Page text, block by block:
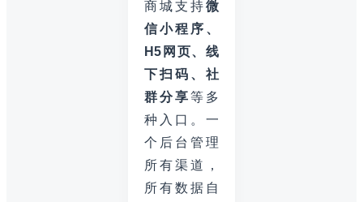
商城支持微
信小程序、
H5网页、线
下扫码、社
群分享等多
种入口。一
个后台管理
所有渠道，
所有数据自